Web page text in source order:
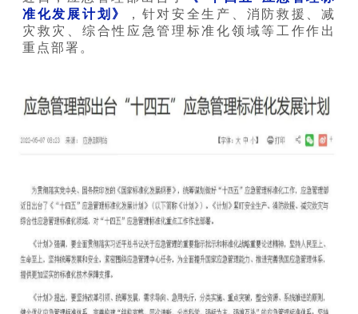
准化发展计划》
，针对安全生产、消防救援、减
灾救灾、综合性应急管理标准化领域等工作作出
重点部署。